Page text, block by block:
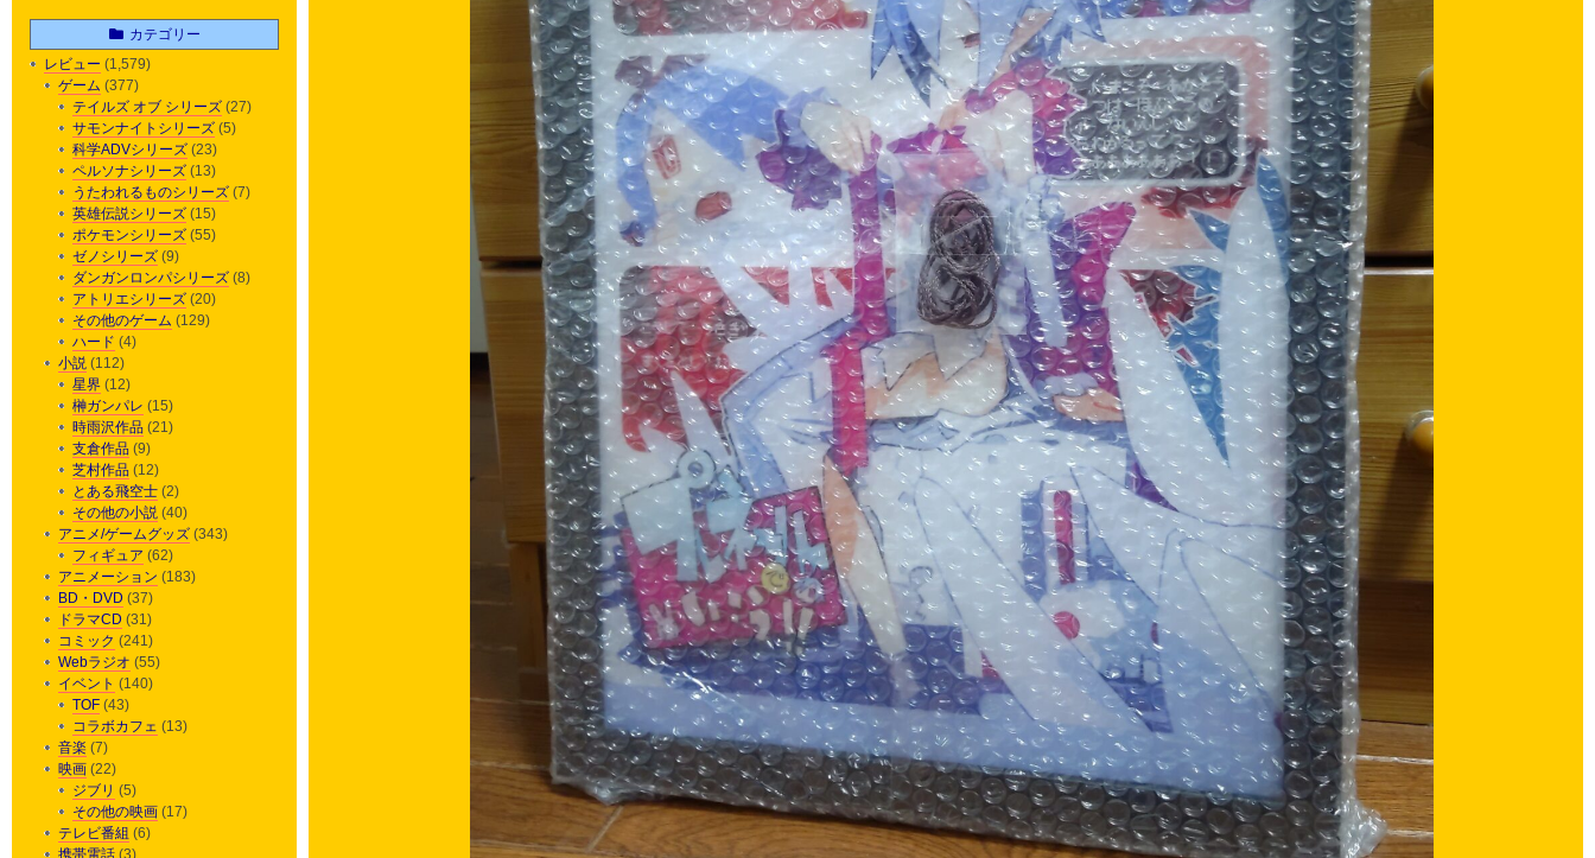
カテゴリー
レビュー (1,579)
ゲーム (377)
テイルズ オブ シリーズ (27)
サモンナイトシリーズ (5)
科学ADVシリーズ (23)
ペルソナシリーズ (13)
うたわれるものシリーズ (7)
英雄伝説シリーズ (15)
ポケモンシリーズ (55)
ゼノシリーズ (9)
ダンガンロンパシリーズ (8)
アトリエシリーズ (20)
その他のゲーム (129)
ハード (4)
小説 (112)
星界 (12)
榊ガンパレ (15)
時雨沢作品 (21)
支倉作品 (9)
芝村作品 (12)
とある飛空士 (2)
その他の小説 (40)
アニメ/ゲームグッズ (343)
フィギュア (62)
アニメーション (183)
BD・DVD (37)
ドラマCD (31)
コミック (241)
Webラジオ (55)
イベント (140)
TOF (43)
コラボカフェ (13)
音楽 (7)
映画 (22)
ジブリ (5)
その他の映画 (17)
テレビ番組 (6)
携帯電話 (3)